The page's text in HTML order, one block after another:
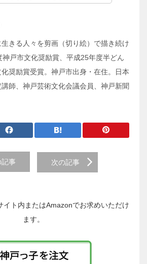
きる人々を剪画（切り絵）で描き続け
戸市文化奨励賞、平成25年度半どん
奨励賞受賞。神戸市出身・在住。日本
師、神戸芸術文化会議会員、神戸新聞
記事 次の記事
イト内またはAmazonでお求めいただけ
ます。